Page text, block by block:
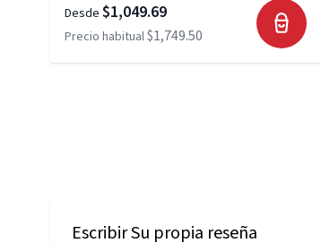
Desde $1,049.69
Precio habitual$1,749.50
Escribir Su propia reseña